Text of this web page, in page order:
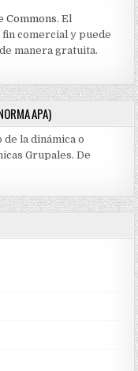
Commons. El
comercial y puede
manera gratuita.
APA)
la dinámica o
Grupales. De